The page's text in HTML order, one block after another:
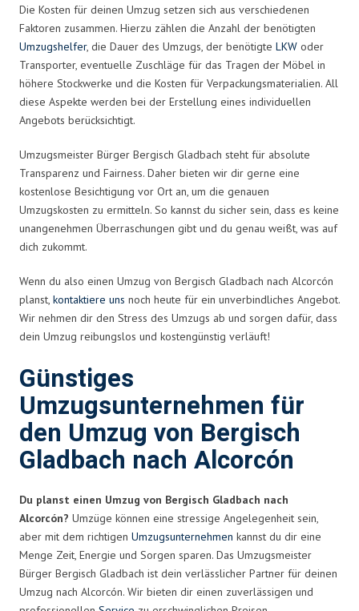
Die Kosten für deinen Umzug setzen sich aus verschiedenen
Faktoren zusammen. Hierzu zählen die Anzahl der benötigten
Umzugshelfer, die Dauer des Umzugs, der benötigte LKW oder
Transporter, eventuelle Zuschläge für das Tragen der Möbel in
höhere Stockwerke und die Kosten für Verpackungsmaterialien. All
diese Aspekte werden bei der Erstellung eines individuellen
Angebots berücksichtigt.
Umzugsmeister Bürger Bergisch Gladbach steht für absolute
Transparenz und Fairness. Daher bieten wir dir gerne eine
kostenlose Besichtigung vor Ort an, um die genauen
Umzugskosten zu ermitteln. So kannst du sicher sein, dass es keine
unangenehmen Überraschungen gibt und du genau weißt, was auf
dich zukommt.
Wenn du also einen Umzug von Bergisch Gladbach nach Alcorcón
planst, kontaktiere uns noch heute für ein unverbindliches Angebot.
Wir nehmen dir den Stress des Umzugs ab und sorgen dafür, dass
dein Umzug reibungslos und kostengünstig verläuft!
Günstiges
Umzugsunternehmen für
den Umzug von Bergisch
Gladbach nach Alcorcón
Du planst einen Umzug von Bergisch Gladbach nach
Alcorcón? Umzüge können eine stressige Angelegenheit sein,
aber mit dem richtigen Umzugsunternehmen kannst du dir eine
Menge Zeit, Energie und Sorgen sparen. Das Umzugsmeister
Bürger Bergisch Gladbach ist dein verlässlicher Partner für deinen
Umzug nach Alcorcón. Wir bieten dir einen zuverlässigen und